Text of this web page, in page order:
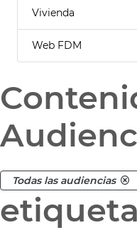
Vivienda
Web FDM
Todas las audiencias
etiqueta